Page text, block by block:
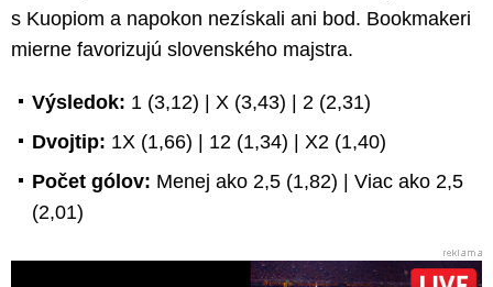
s Kuopiom a napokon nezískali ani bod. Bookmakeri
mierne favorizujú slovenského majstra.
Výsledok: 1 (3,12) | X (3,43) | 2 (2,31)
Dvojtip: 1X (1,66) | 12 (1,34) | X2 (1,40)
Počet gólov: Menej ako 2,5 (1,82) | Viac ako 2,5
(2,01)